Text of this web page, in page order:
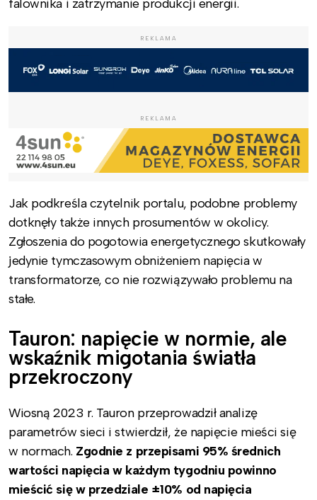
falownika i zatrzymanie produkcji energii.
REKLAMA
REKLAMA
Jak podkreśla czytelnik portalu, podobne problemy
dotknęły także innych prosumentów w okolicy.
Zgłoszenia do pogotowia energetycznego skutkowały
jedynie tymczasowym obniżeniem napięcia w
transformatorze, co nie rozwiązywało problemu na
stałe.
Tauron: napięcie w normie, ale
wskaźnik migotania światła
przekroczony
Wiosną 2023 r. Tauron przeprowadził analizę
parametrów sieci i stwierdził, że napięcie mieści się
w normach. Zgodnie z przepisami 95% średnich
wartości napięcia w każdym tygodniu powinno
mieścić się w przedziale ±10% od napięcia